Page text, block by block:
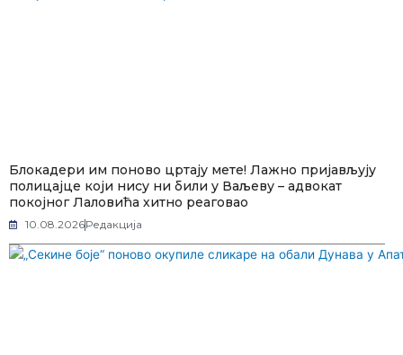
Блокадери им поново цртају мете! Лажно пријављују
полицајце који нису ни били у Ваљеву – адвокат
покојног Лаловића хитно реаговао
10.08.2026Редакција